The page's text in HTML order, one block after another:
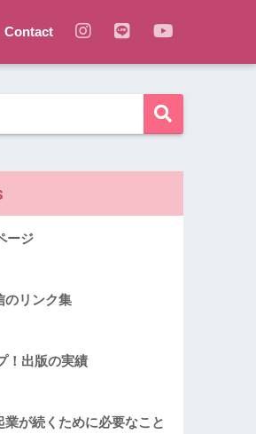
Contact
ージ
のリンク集
！出版の実績
業が続くために必要なこと